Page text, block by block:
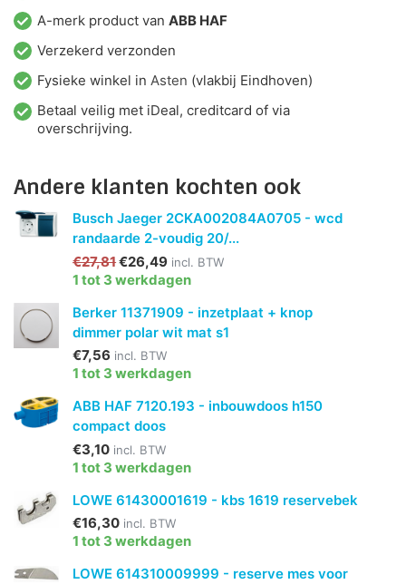
A-merk product van ABB HAF
Verzekerd verzonden
Fysieke winkel in Asten (vlakbij Eindhoven)
Betaal veilig met iDeal, creditcard of via
overschrijving.
Andere klanten kochten ook
Busch Jaeger 2CKA002084A0705 - wcd
randaarde 2-voudig 20/...
€27,81€26,49 incl. BTW
1 tot 3 werkdagen
Berker 11371909 - inzetplaat + knop
dimmer polar wit mat s1
€7,56 incl. BTW
1 tot 3 werkdagen
ABB HAF 7120.193 - inbouwdoos h150
compact doos
€3,10 incl. BTW
1 tot 3 werkdagen
LOWE 61430001619 - kbs 1619 reservebek
€16,30 incl. BTW
1 tot 3 werkdagen
LOWE 614310009999 - reserve mes voor